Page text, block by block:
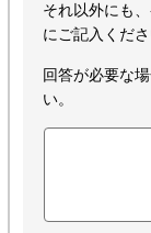
それ以外にも
にご記入くださ
回答が必要な場
い。